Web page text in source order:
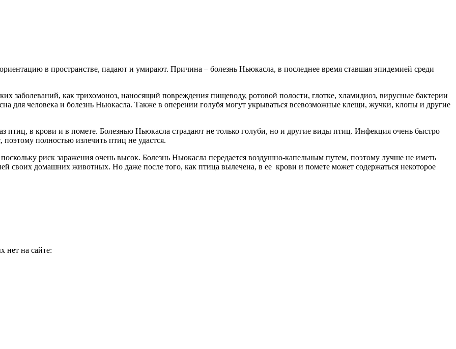
в пространстве, падают и умирают. Причина – болезнь Ньюкасла, в последнее время ставшая эпидемией среди
заболеваний, как трихомоноз, наносящий повреждения пищеводу, ротовой полости, глотке, хламидиоз, вирусные бактерии
для человека и болезнь Ньюкасла. Также в оперении голубя могут укрываться всевозможные клещи, жучки, клопы и другие
птиц, в крови и в помете. Болезнью Ньюкасла страдают не только голуби, но и другие виды птиц. Инфекция очень быстро
поэтому полностью излечить птиц не удастся.
риск заражения очень высок. Болезнь Ньюкасла передается воздушно-капельным путем, поэтому лучше не иметь
своих домашних животных. Но даже после того, как птица вылечена, в ее крови и помете может содержаться некоторое
нет на сайте: